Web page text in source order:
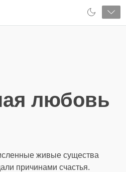
любовь
живые существа
причинами счастья.